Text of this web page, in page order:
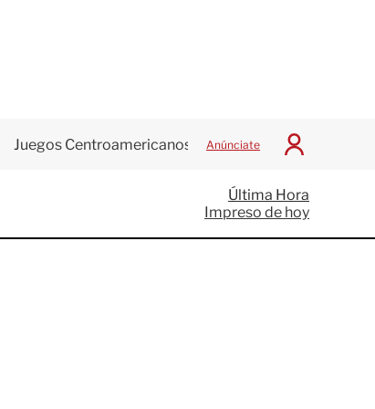
Juegos Centroamericanos Anúnciate
I
c
i
a
Última Hora
Impreso de hoy